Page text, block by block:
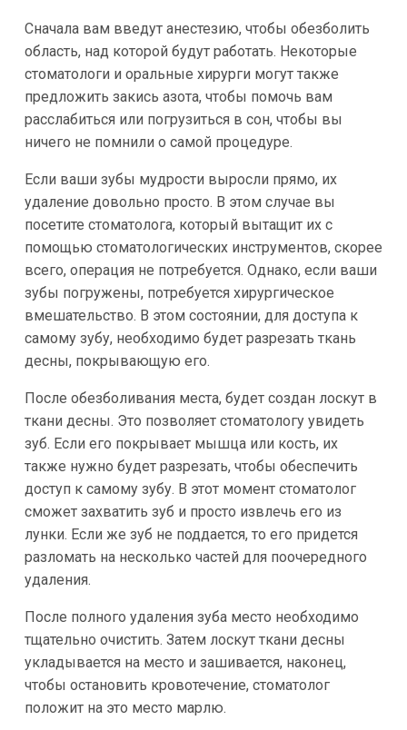
Сначала вам введут анестезию, чтобы обезболить
область, над которой будут работать. Некоторые
стоматологи и оральные хирурги могут также
предложить закись азота, чтобы помочь вам
расслабиться или погрузиться в сон, чтобы вы
ничего не помнили о самой процедуре.
Если ваши зубы мудрости выросли прямо, их
удаление довольно просто. В этом случае вы
посетите стоматолога, который вытащит их с
помощью стоматологических инструментов, скорее
всего, операция не потребуется. Однако, если ваши
зубы погружены, потребуется хирургическое
вмешательство. В этом состоянии, для доступа к
самому зубу, необходимо будет разрезать ткань
десны, покрывающую его.
После обезболивания места, будет создан лоскут в
ткани десны. Это позволяет стоматологу увидеть
зуб. Если его покрывает мышца или кость, их
также нужно будет разрезать, чтобы обеспечить
доступ к самому зубу. В этот момент стоматолог
сможет захватить зуб и просто извлечь его из
лунки. Если же зуб не поддается, то его придется
разломать на несколько частей для поочередного
удаления.
После полного удаления зуба место необходимо
тщательно очистить. Затем лоскут ткани десны
укладывается на место и зашивается, наконец,
чтобы остановить кровотечение, стоматолог
положит на это место марлю.